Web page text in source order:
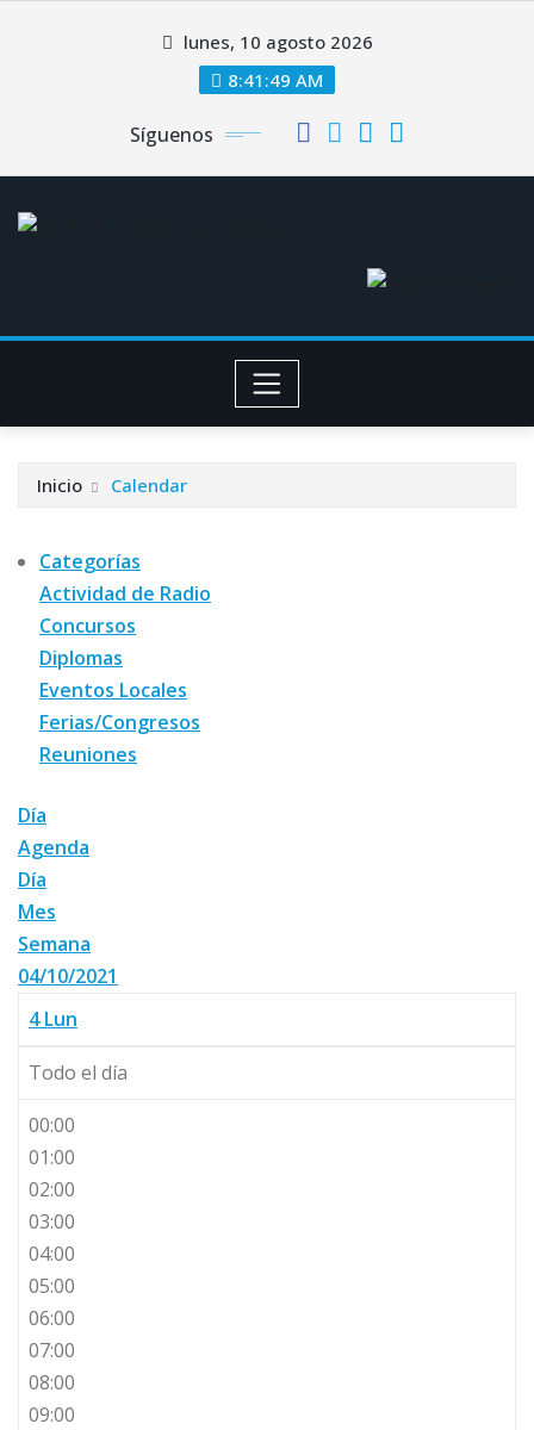
lunes, 10 agosto 2026
8:41:50 AM
Síguenos
Inicio Calendar
Categorías
Actividad de Radio
Concursos
Diplomas
Eventos Locales
Ferias/Congresos
Reuniones
Día
Agenda
Día
Mes
Semana
04/10/2021
4 Lun
Todo el día
00:00
01:00
02:00
03:00
04:00
05:00
06:00
07:00
08:00
09:00